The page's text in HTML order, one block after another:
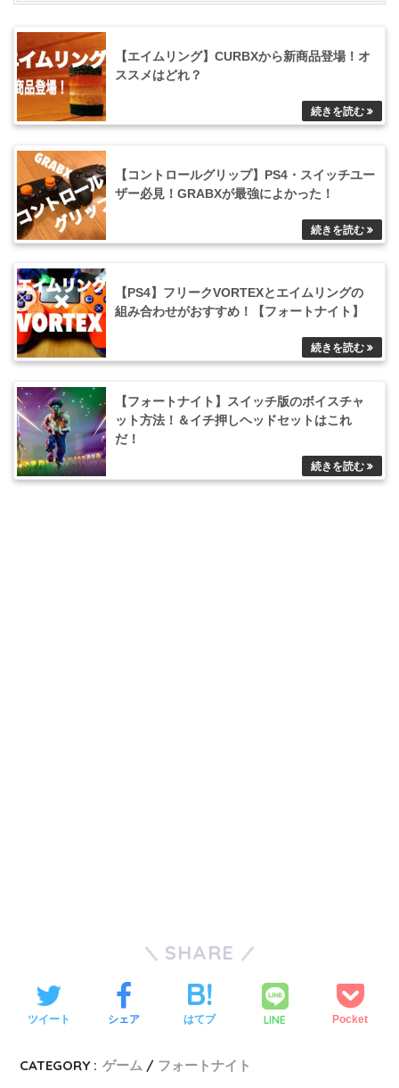
【エイムリング】CURBXから新商品登場！オ
ススメはどれ？
【コントロールグリップ】PS4・スイッチユー
ザー必見！GRABXが最強によかった！
【PS4】フリークVORTEXとエイムリングの
組み合わせがおすすめ！【フォートナイト】
【フォートナイト】スイッチ版のボイスチャ
ット方法！＆イチ押しヘッドセットはこれ
だ！
SHARE
ツイート シェア はてブ LINE Pocket
CATEGORY : ゲーム フォートナイト